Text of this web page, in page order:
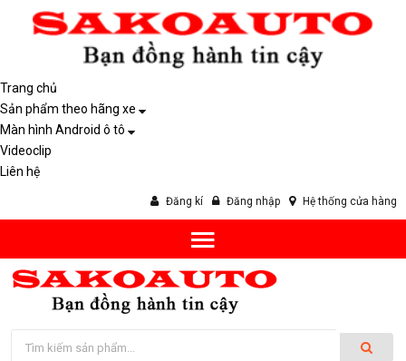
Trang chủ
Sản phẩm theo hãng xe
Màn hình Android ô tô
Videoclip
Liên hệ
Đăng kí Đăng nhập Hệ thống cửa hàng